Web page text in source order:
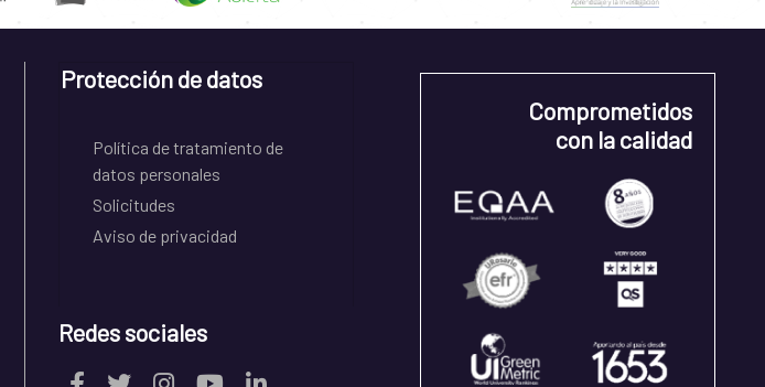
Protección de datos
Política de tratamiento de
datos personales
Solicitudes
Aviso de privacidad
Redes sociales
Comprometidos
con la calidad